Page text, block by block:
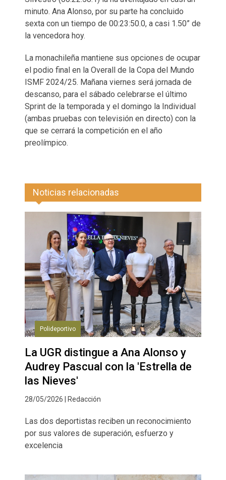
minuto. Ana Alonso, por su parte ha concluido
sexta con un tiempo de 00:23:50.0, a casi 1.50” de
la vencedora hoy.
La monachileña mantiene sus opciones de ocupar
el podio final en la Overall de la Copa del Mundo
ISMF 2024/25. Mañana viernes será jornada de
descanso, para el sábado celebrarse el último
Sprint de la temporada y el domingo la Individual
(ambas pruebas con televisión en directo) con la
que se cerrará la competición en el año
preolímpico.
Noticias relacionadas
Polideportivo
La UGR distingue a Ana Alonso y
Audrey Pascual con la 'Estrella de
las Nieves'
28/05/2026 | Redacción
Las dos deportistas reciben un reconocimiento
por sus valores de superación, esfuerzo y
excelencia